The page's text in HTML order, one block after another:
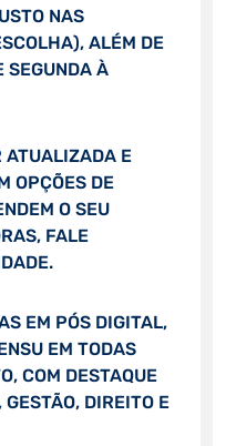
NAS
ALÉM DE
SEGUNDA À
E
OPÇÕES DE
O SEU
FALE
EM PÓS DIGITAL,
EM TODAS
COM DESTAQUE
DIREITO E